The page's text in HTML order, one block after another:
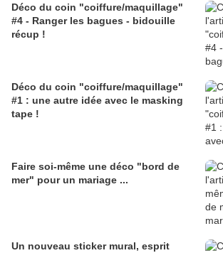
Déco du coin "coiffure/maquillage"
#4 - Ranger les bagues - bidouille
récup !
Déco du coin "coiffure/maquillage"
#1 : une autre idée avec le masking
tape !
Faire soi-même une déco "bord de
mer" pour un mariage ...
Un nouveau sticker mural, esprit